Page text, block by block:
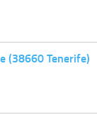
(38660 Tenerife)